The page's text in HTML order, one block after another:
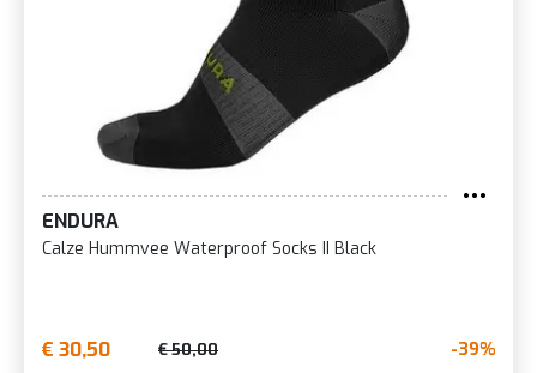
ENDURA
Calze Hummvee Waterproof Socks II Black
€ 30,50 € 50,00 -39%